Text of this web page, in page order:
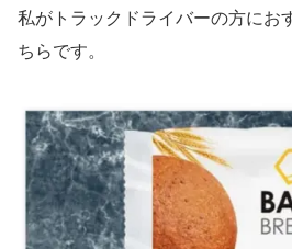
私がトラックドライバーの方にお
ちらです。